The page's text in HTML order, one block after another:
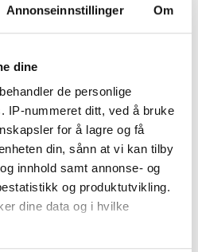
Annonseinnstillinger Om
dine
behandler de personlige
IP-nummeret ditt, ved å bruke
for å lagre og få
din, sånn at vi kan tilby
innhold samt annonse- og
og produktutvikling.
dine data og i hvilke
om hvorfor dette
Askim,
er en viktig arena for
samhandling,
Oslo har arbeidsoppgaver
noe opp på den fysiske